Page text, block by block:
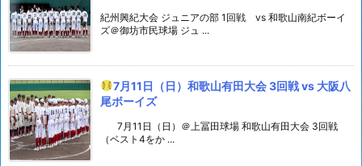
紀州興紀大会 ジュニアの部 1回戦 vs 和歌山南紀ボーイ
ズ＠御坊市民球場 ジュ ...
7月11日（日）和歌山有田大会 3回戦 vs 大阪八
尾ボーイズ
7月11日（日）＠上冨田球場 和歌山有田大会 3回戦
（ベスト4をか ...